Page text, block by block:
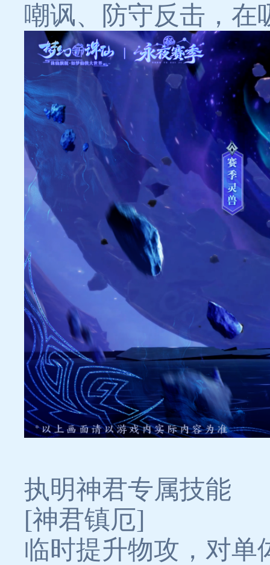
嘲讽、防守反击，在
执明神君专属技能
[神君镇厄]
临时提升物攻，对单